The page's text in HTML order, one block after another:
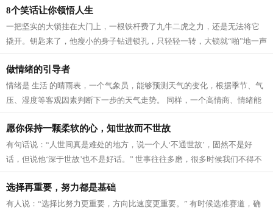
8个笑话让你领悟人生
一把坚实的大锁挂在大门上，一根铁杆费了九牛二虎之力，还是无法将它
撬开。钥匙来了，他瘦小的身子钻进锁孔，只轻轻一转，大锁就“啪”地一声
打开了。 ■每个人的心，都像上了...
做情绪的引导者
情绪是 生活 的晴雨表，一个气象员，能够预测天气的变化，根据季节、气
压、湿度等客观因素判断下一步的天气走势。 同样，一个高情商、情绪能
力强的人，就是自己内心的天气预报...
愿你保持一颗柔软的心，知世故而不世故
有句话说：“人世间真是难处的地方，说一个人‘不通世故’，固然不是好
话，但说他‘深于世故’也不是好话。” 世事往往多磨，很多时候我们不得不
跟人、跟事打交道。如何摸索出...
选择再重要，努力都是基础
有人说：“选择比努力更重要，方向比速度更重要。” 有时候选准赛道，确